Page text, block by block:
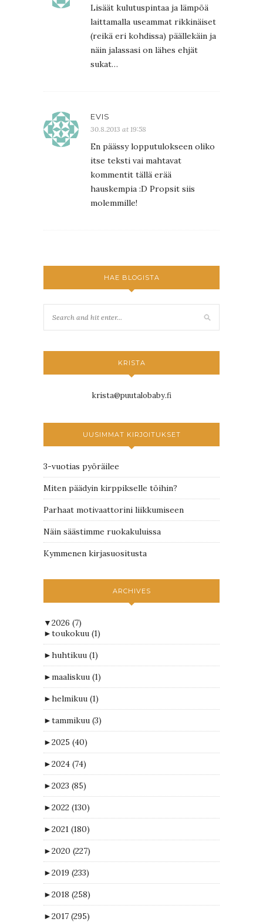
Lisäät kulutuspintaa ja lämpöä
laittamalla useammat rikkinäiset
(reikä eri kohdissa) päällekäin ja
näin jalassasi on lähes ehjät
sukat…
EVIS
30.8.2013 at 19:58
En päässy lopputulokseen oliko
itse teksti vai mahtavat
kommentit tällä erää
hauskempia :D Propsit siis
molemmille!
HAE BLOGISTA
KRISTA
krista@puutalobaby.fi
UUSIMMAT KIRJOITUKSET
3-vuotias pyöräilee
Miten päädyin kirppikselle töihin?
Parhaat motivaattorini liikkumiseen
Näin säästimme ruokakuluissa
Kymmenen kirjasuositusta
ARCHIVES
▼2026 (7)
►toukokuu (1)
►huhtikuu (1)
►maaliskuu (1)
►helmikuu (1)
►tammikuu (3)
►2025 (40)
►2024 (74)
►2023 (85)
►2022 (130)
►2021 (180)
►2020 (227)
►2019 (233)
►2018 (258)
►2017 (295)